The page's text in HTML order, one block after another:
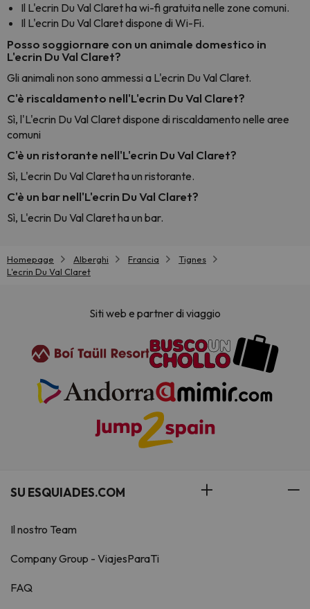
Il L'ecrin Du Val Claret ha wi-fi gratuita nelle zone comuni.
Il L'ecrin Du Val Claret dispone di Wi-Fi.
Posso soggiornare con un animale domestico in
L'ecrin Du Val Claret?
Gli animali non sono ammessi a L'ecrin Du Val Claret.
C'è riscaldamento nell'L'ecrin Du Val Claret?
Sì, l'L'ecrin Du Val Claret dispone di riscaldamento nelle aree
comuni
C'è un ristorante nell'L'ecrin Du Val Claret?
Sì, L'ecrin Du Val Claret ha un ristorante.
C'è un bar nell'L'ecrin Du Val Claret?
Sì, L'ecrin Du Val Claret ha un bar.
Homepage Alberghi Francia
Tignes
L'ecrin Du Val Claret
Siti web e partner di viaggio
SU ESQUIADES.COM
Il nostro Team
Company Group - ViajesParaTi
FAQ